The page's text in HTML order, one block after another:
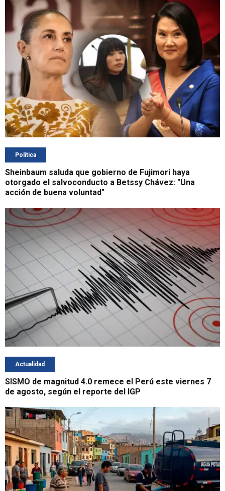
Política
Sheinbaum saluda que gobierno de Fujimori haya
otorgado el salvoconducto a Betssy Chávez: "Una
acción de buena voluntad"
Actualidad
SISMO de magnitud 4.0 remece el Perú este viernes 7
de agosto, según el reporte del IGP